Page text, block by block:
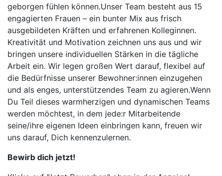
geborgen fühlen können.Unser Team besteht aus 15
engagierten Frauen – ein bunter Mix aus frisch
ausgebildeten Kräften und erfahrenen Kolleginnen.
Kreativität und Motivation zeichnen uns aus und wir
bringen unsere individuellen Stärken in die tägliche
Arbeit ein. Wir legen großen Wert darauf, flexibel auf
die Bedürfnisse unserer Bewohner:innen einzugehen
und als enges, unterstützendes Team zu agieren.Wenn
Du Teil dieses warmherzigen und dynamischen Teams
werden möchtest, in dem jede:r Mitarbeitende
seine/ihre eigenen Ideen einbringen kann, freuen wir
uns darauf, Dich kennenzulernen.
Bewirb dich jetzt!